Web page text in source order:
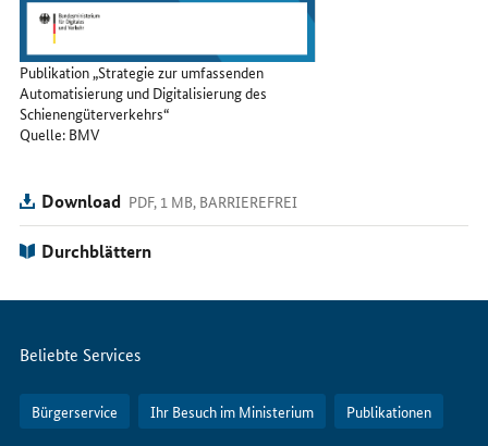
Publikation „Strategie zur umfassenden
Automatisierung und Digitalisierung des
Schienengüterverkehrs“
Quelle: BMV
Download PDF, 1 MB, BARRIEREFREI
Durchblättern
Servicemenü
Beliebte Services
Bürgerservice Ihr Besuch im Ministerium Publikationen